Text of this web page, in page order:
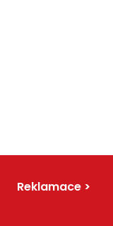
Reklamace